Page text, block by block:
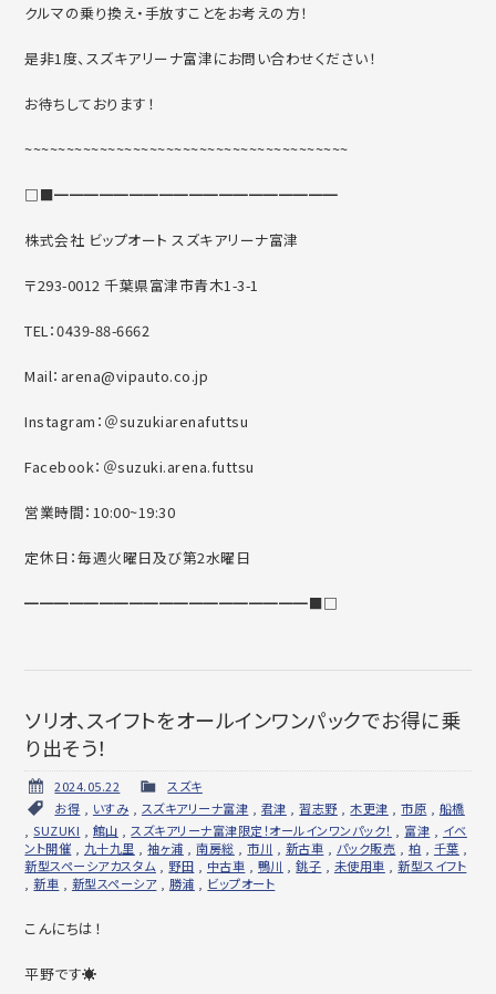
クルマの乗り換え・手放すことをお考えの方！
是非1度、スズキアリーナ富津にお問い合わせください！
お待ちしております！
~~~~~~~~~~~~~~~~~~~~~~~~~~~~~~~~~~~~~~~
□■━━━━━━━━━━━━━━━━━━━
株式会社 ビップオート スズキアリーナ富津
〒293-0012 千葉県富津市青木1-3-1
TEL：0439-88-6662
Mail：arena@vipauto.co.jp
Instagram：＠suzukiarenafuttsu
Facebook：＠suzuki.arena.futtsu
営業時間：10:00~19:30
定休日：毎週火曜日及び第2水曜日
━━━━━━━━━━━━━━━━━━━■□
ソリオ、スイフトをオールインワンパックでお得に乗
り出そう！
2024.05.22
スズキ
お得
いすみ スズキアリーナ富津 君津 ,習志野 ,木更津 ,市原
船橋
,SUZUKI 館山 スズキアリーナ富津限定！オールインワンパック！ 富津
イベ
ント開催
九十九里 ,袖ヶ浦 ,南房総 ,市川 新古車 パック販売 柏 千葉
新型スペーシアカスタム
野田 中古車 鴨川 ,銚子 未使用車 ,新型スイフト
,新車 新型スペーシア, 勝浦 ビップオート
こんにちは！
平野です☀